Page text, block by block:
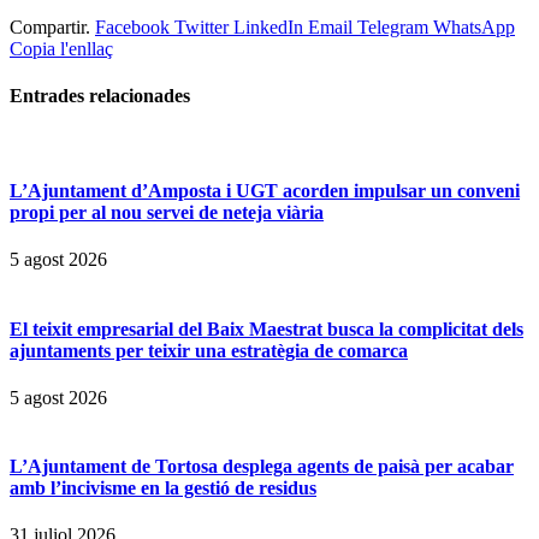
Compartir. Facebook Twitter LinkedIn Email Telegram WhatsApp
Copia l'enllaç
Entrades relacionades
L’Ajuntament d’Amposta i UGT acorden impulsar un conveni
propi per al nou servei de neteja viària
5 agost 2026
El teixit empresarial del Baix Maestrat busca la complicitat dels
ajuntaments per teixir una estratègia de comarca
5 agost 2026
L’Ajuntament de Tortosa desplega agents de paisà per acabar
amb l’incivisme en la gestió de residus